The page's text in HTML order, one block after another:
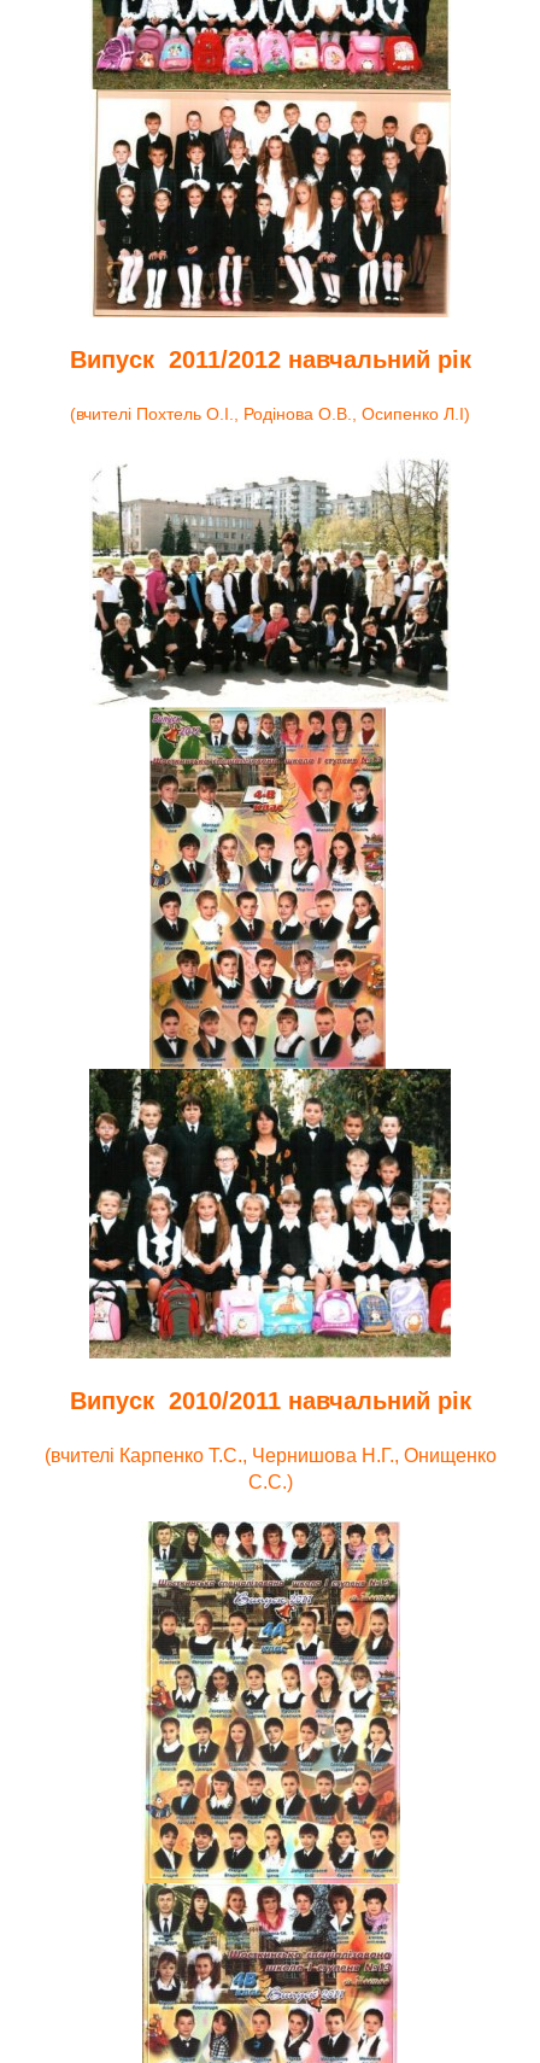
Випуск 2011/2012 навчальний рік
(вчителі Похтель О.І., Родінова О.В., Осипенко Л.І)
Випуск 2010/2011 навчальний рік
(вчителі Карпенко Т.С., Чернишова Н.Г., Онищенко
С.С.)